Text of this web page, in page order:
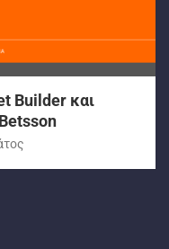
Builder και